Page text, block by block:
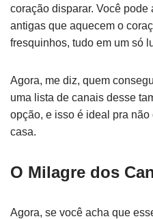
coração disparar. Você
antigas que aquecem o
fresquinhos, tudo em um só
Agora, me diz, quem
uma lista de canais desse
opção, e isso é ideal pra
casa.
O Milagre dos
Agora, se você acha que